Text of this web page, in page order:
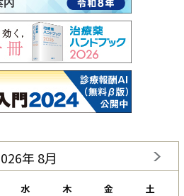
年 8月
水 木 金 土